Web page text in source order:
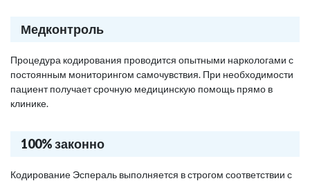
Медконтроль
Процедура кодирования проводится опытными наркологами с
постоянным мониторингом самочувствия. При необходимости
пациент получает срочную медицинскую помощь прямо в
клинике.
100% законно
Кодирование Эспераль выполняется в строгом соответствии с